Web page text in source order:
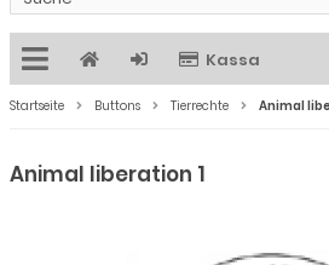
Kassa
Startseite Buttons Tierrechte Animal
Animal liberation 1